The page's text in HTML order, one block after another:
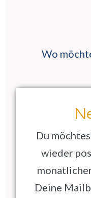
Wo
Du
wieder
Deine